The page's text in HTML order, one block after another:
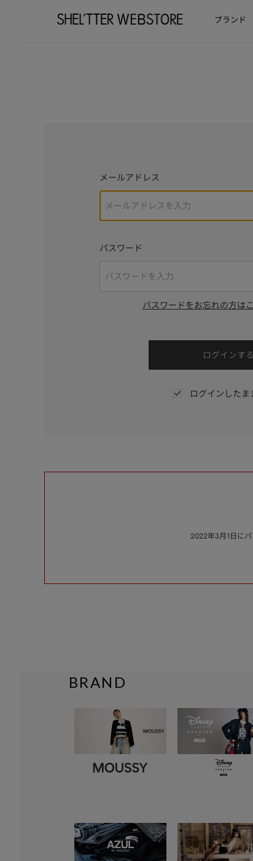
ブランド
メールアドレス
パスワード
パスワードをお忘れの方は
ログインしたま
2022年3月1日に
BRAND